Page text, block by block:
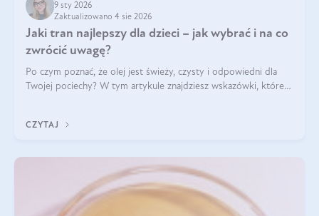
9 sty 2026
Zaktualizowano 4 sie 2026
Jaki tran najlepszy dla dzieci – jak wybrać i na co
zwrócić uwagę?
Po czym poznać, że olej jest świeży, czysty i odpowiedni dla
Twojej pociechy? W tym artykule znajdziesz wskazówki, które
CZYTAJ